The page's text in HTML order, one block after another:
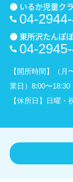
● いるか児童ク
04-
● 東所沢たんぽ
04-
【開所時間】（
業日）8:00〜18:30
【休所日】日曜・